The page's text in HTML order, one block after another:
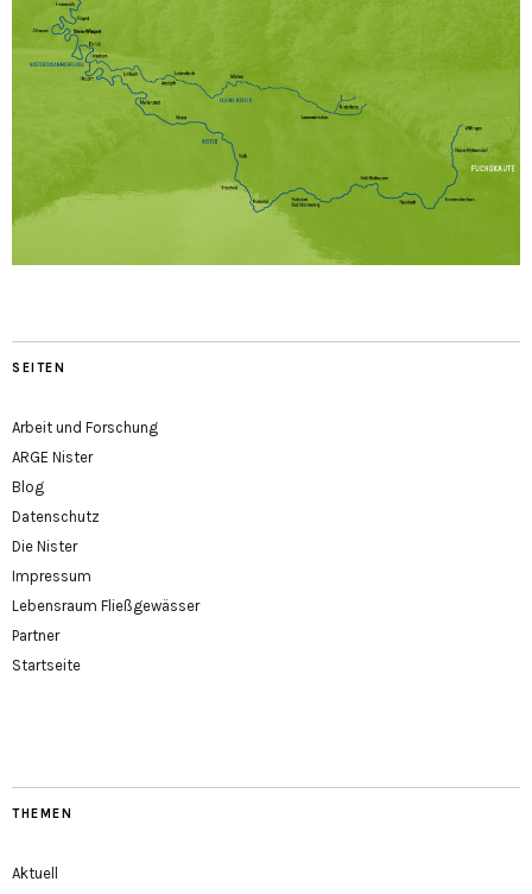
SEITEN
Arbeit und Forschung
ARGE Nister
Blog
Datenschutz
Die Nister
Impressum
Lebensraum Fließgewässer
Partner
Startseite
THEMEN
Aktuell